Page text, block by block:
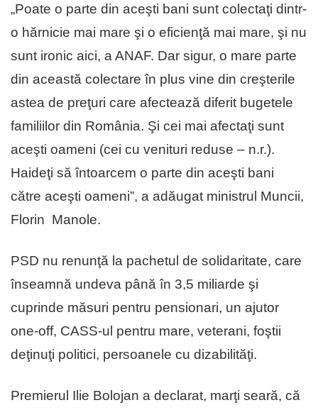
„Poate o parte din aceşti bani sunt colectaţi dintr-
o hărnicie mai mare şi o eficienţă mai mare, şi nu
sunt ironic aici, a ANAF. Dar sigur, o mare parte
din această colectare în plus vine din creşterile
astea de preţuri care afectează diferit bugetele
familiilor din România. Şi cei mai afectaţi sunt
aceşti oameni (cei cu venituri reduse – n.r.).
Haideţi să întoarcem o parte din aceşti bani
către aceşti oameni”, a adăugat ministrul Muncii,
Florin Manole.
PSD nu renunţă la pachetul de solidaritate, care
înseamnă undeva până în 3,5 miliarde şi
cuprinde măsuri pentru pensionari, un ajutor
one-off, CASS-ul pentru mare, veterani, foştii
deţinuţi politici, persoanele cu dizabilităţi.
Premierul Ilie Bolojan a declarat, marţi seară, că